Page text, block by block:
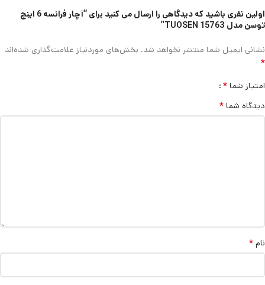
اولین نفری باشید که دیدگاهی را ارسال می کنید برای “آچار فرانسه 6 اینچ
توسن مدل TUOSEN 15763”
نشانی ایمیل شما منتشر نخواهد شد. بخش‌های موردنیاز علامت‌گذاری شده‌اند
*
امتیاز شما *
دیدگاه شما *
نام *